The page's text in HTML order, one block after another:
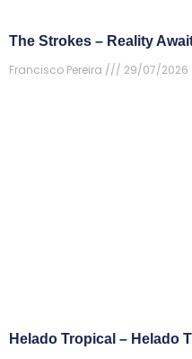
The Strokes – Reality
Francisco Pereira
29/07/2026
Helado Tropical – Helado